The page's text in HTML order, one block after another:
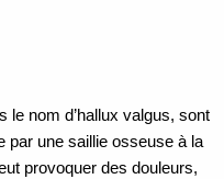
le nom d’hallux valgus, sont
par une saillie osseuse à la
provoquer des douleurs,